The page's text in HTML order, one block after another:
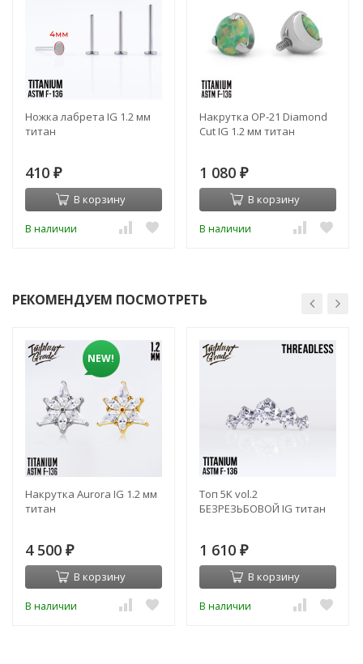
Ножка лабрета IG 1.2 мм
титан
410 ₽
В корзину
В наличии
Накрутка OP-21 Diamond
Cut IG 1.2 мм титан
1 080 ₽
В корзину
В наличии
РЕКОМЕНДУЕМ ПОСМОТРЕТЬ
NEW!
Накрутка Aurora IG 1.2 мм
титан
4 500 ₽
В корзину
В наличии
Топ 5K vol.2
БЕЗРЕЗЬБОВОЙ IG титан
1 610 ₽
В корзину
В наличии